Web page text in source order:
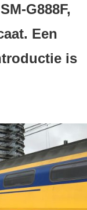
G888F,
Een
is